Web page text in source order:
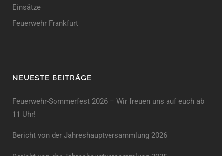
Einsätze
Feuerwehr Frankfurt
NEUESTE BEITRÄGE
Feuerwehr-Sommerfest 2026 – Wir freuen uns auf euch ab
11 Uhr!
Bericht von der Jahreshauptversammlung 2026